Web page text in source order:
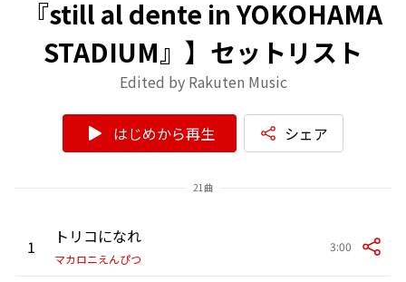
『still al dente in YOKOHAMA
STADIUM』】セットリスト
Edited by Rakuten Music
はじめから再生 シェア
21曲
1 トリコになれ
マカロニえんぴつ
3:00